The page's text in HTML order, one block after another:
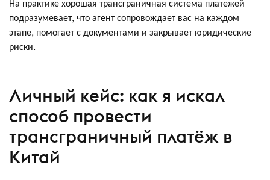
подразумевает, что агент сопровождает вас на каждом
этапе, помогает с документами и закрывает юридические
риски.
Личный кейс: как я искал
способ провести
трансграничный платёж в
Китай